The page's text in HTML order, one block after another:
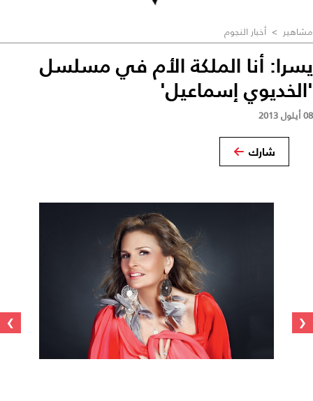
مشاهير > أخبار النجوم
يسرا: أنا الملكة الأم في مسلسل
'الخديوي إسماعيل'
08 أيلول 2013
شارك
‹
›